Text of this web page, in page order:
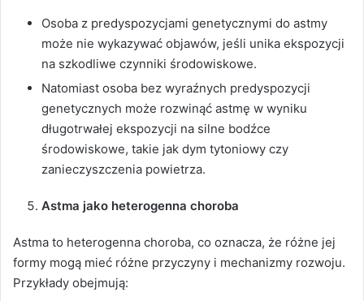
Osoba z predyspozycjami genetycznymi do astmy
może nie wykazywać objawów, jeśli unika ekspozycji
na szkodliwe czynniki środowiskowe.
Natomiast osoba bez wyraźnych predyspozycji
genetycznych może rozwinąć astmę w wyniku
długotrwałej ekspozycji na silne bodźce
środowiskowe, takie jak dym tytoniowy czy
zanieczyszczenia powietrza.
Astma jako heterogenna choroba
Astma to heterogenna choroba, co oznacza, że różne jej
formy mogą mieć różne przyczyny i mechanizmy rozwoju.
Przykłady obejmują: